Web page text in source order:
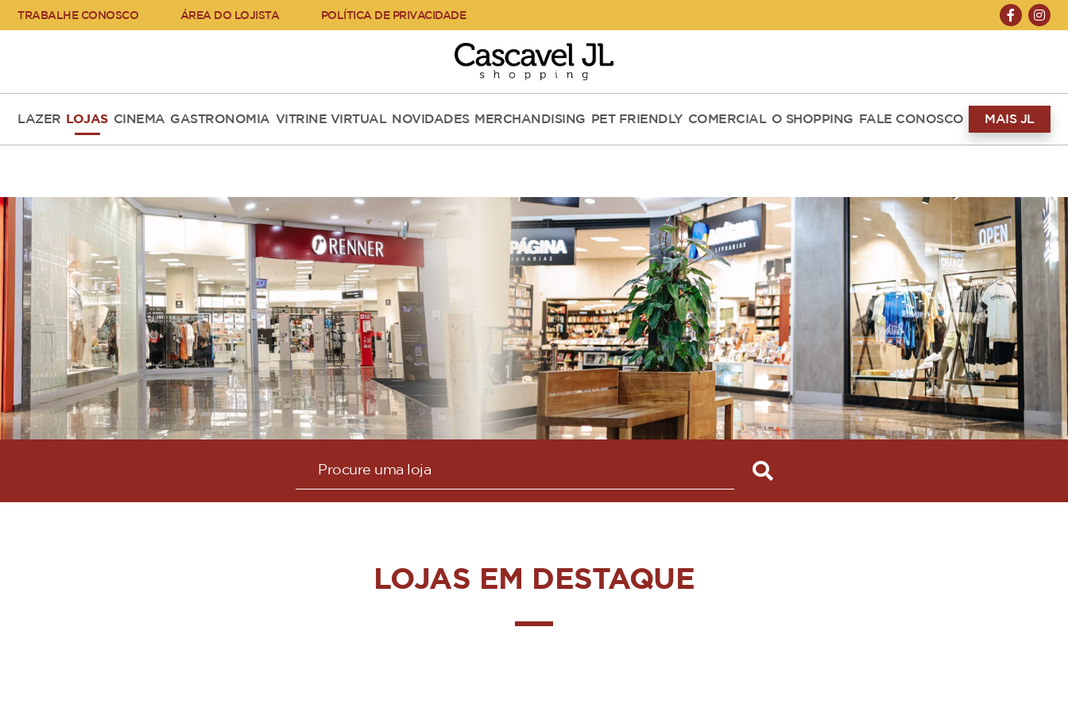
TRABALHE CONOSCO ÁREA DO LOJISTA POLÍTICA DE PRIVACIDADE
LAZER LOJAS CINEMA GASTRONOMIA VITRINE VIRTUAL NOVIDADES MERCHANDISING PET FRIENDLY COMERCIAL O SHOPPING FALE CONOSCO MAIS JL
LOJAS EM DESTAQUE